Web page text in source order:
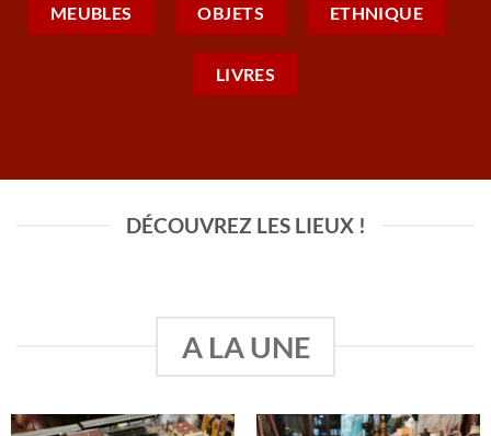
MEUBLES OBJETS ETHNIQUE
LIVRES
DÉCOUVREZ LES LIEUX !
A LA UNE